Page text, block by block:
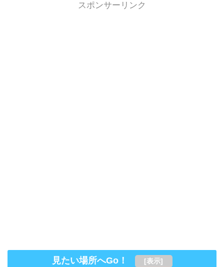
スポンサーリンク
見たい場所へGo！ [表示]